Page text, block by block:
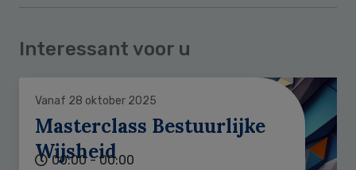
Interessant voor u
Vanaf 28 oktober 2025
Masterclass Bestuurlijke
Wijsheid
00:00 - 00:00